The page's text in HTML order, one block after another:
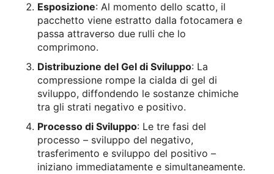
Esposizione: Al momento dello scatto, il
pacchetto viene estratto dalla fotocamera e
passa attraverso due rulli che lo
comprimono.
Distribuzione del Gel di Sviluppo: La
compressione rompe la cialda di gel di
sviluppo, diffondendo le sostanze chimiche
tra gli strati negativo e positivo.
Processo di Sviluppo: Le tre fasi del
processo – sviluppo del negativo,
trasferimento e sviluppo del positivo –
iniziano immediatamente e simultaneamente.